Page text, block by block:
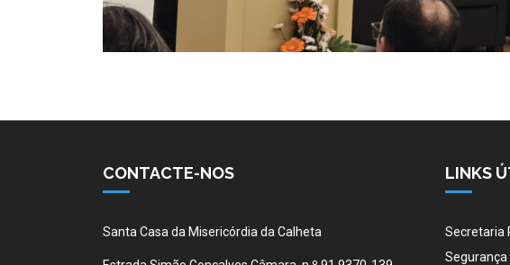
CONTACTE-NOS
Santa Casa da Misericórdia da Calheta
LINKS
Secretaria
Segurança